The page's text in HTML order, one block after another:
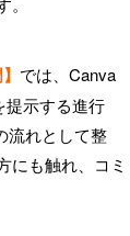
では、Canva
提示する進行
流れとして整
にも触れ、コミ